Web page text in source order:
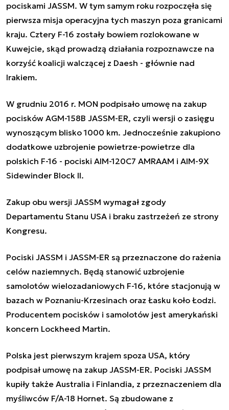
pociskami JASSM. W tym samym roku rozpoczęła się
pierwsza misja operacyjna tych maszyn poza granicami
kraju. Cztery F-16 zostały bowiem rozlokowane w
Kuwejcie, skąd prowadzą działania rozpoznawcze na
korzyść koalicji walczącej z Daesh - głównie nad
Irakiem.
W grudniu 2016 r. MON podpisało umowę na zakup
pocisków AGM-158B JASSM-ER, czyli wersji o zasięgu
wynoszącym blisko 1000 km. Jednocześnie zakupiono
dodatkowe uzbrojenie powietrze-powietrze dla
polskich F-16 - pociski AIM-120C7 AMRAAM i AIM-9X
Sidewinder Block II.
Zakup obu wersji JASSM wymagał zgody
Departamentu Stanu USA i braku zastrzeżeń ze strony
Kongresu.
Pociski JASSM i JASSM-ER są przeznaczone do rażenia
celów naziemnych. Będą stanowić uzbrojenie
samolotów wielozadaniowych F-16, które stacjonują w
bazach w Poznaniu-Krzesinach oraz Łasku koło Łodzi.
Producentem pocisków i samolotów jest amerykański
koncern Lockheed Martin.
Polska jest pierwszym krajem spoza USA, który
podpisał umowę na zakup JASSM-ER. Pociski JASSM
kupiły także Australia i Finlandia, z przeznaczeniem dla
myśliwców F/A-18 Hornet. Są zbudowane z